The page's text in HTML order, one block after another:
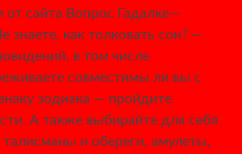
сайта Вопрос Гадалке—
знаете, как толковать сон? —
в том числе
совместимы ли вы с
зодиака — пройдите
А также выбирайте для себя
и обереги, амулеты,